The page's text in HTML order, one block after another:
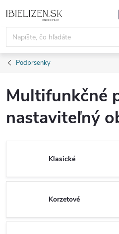
na
obsah
Podprsenky
Multifunkčné
nastaviteľný
Klasické
Korzetové